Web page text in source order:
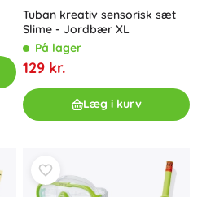
Tuban kreativ sensorisk sæt
Slime - Jordbær XL
På lager
129 kr.
Læg i kurv